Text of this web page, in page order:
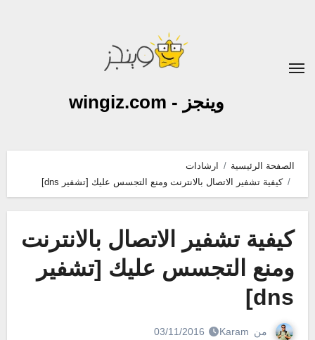
وينجز - wingiz.com
الصفحة الرئيسية
ارشادات
كيفية تشفير الاتصال بالانترنت ومنع التجسس عليك [تشفير dns]
كيفية تشفير الاتصال بالانترنت
ومنع التجسس عليك [تشفير
dns]
من Karam
03/11/2016